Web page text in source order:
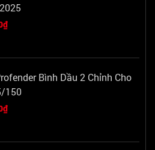
Bình Dầu 2 Chỉnh Cho
150